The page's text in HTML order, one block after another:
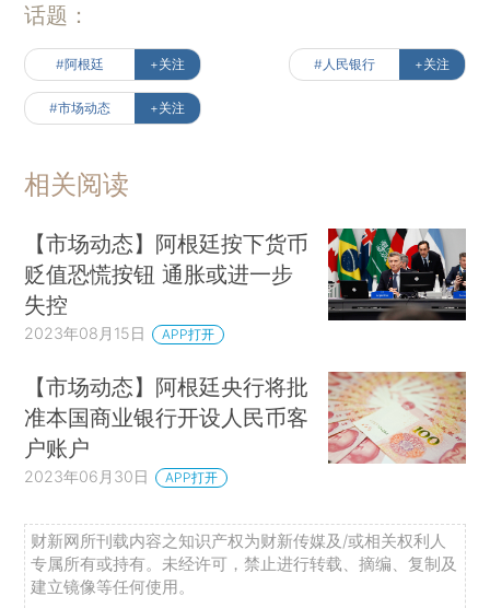
话题：
#阿根廷 +关注 #人民银行 +关注
#市场动态 +关注
相关阅读
【市场动态】阿根廷按下货币
贬值恐慌按钮 通胀或进一步
失控
2023年08月15日 APP打开
【市场动态】阿根廷央行将批
准本国商业银行开设人民币客
户账户
2023年06月30日 APP打开
财新网所刊载内容之知识产权为财新传媒及/或相关权利人
专属所有或持有。未经许可，禁止进行转载、摘编、复制及
建立镜像等任何使用。